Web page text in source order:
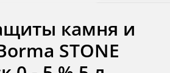
камня и
STONE